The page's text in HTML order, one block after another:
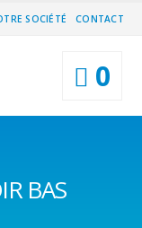
SOCIÉTÉ CONTACT
0
BAS